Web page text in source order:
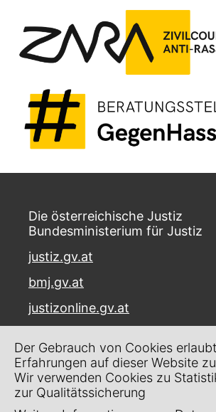
Die österreichische Justiz
Bundesministerium für Justiz
justiz.gv.at
bmj.gv.at
justizonline.gv.at
Museumstraße 7
1070 Wien
Kontakt
Der Gebrauch von Cookies
Erfahrungen auf dieser Website
Wir verwenden Cookies zu
zur Qualitätssicherung